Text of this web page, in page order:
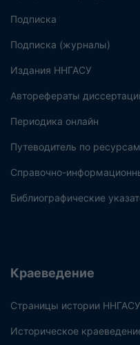
Подписка
Подписка (журналы)
Издания ННГАСУ
Авторефераты
Периодика онлайн
Путеводитель по
Справочно-
Библиографические
Краеведение
Страницы истории ННГАСУ
Историческое